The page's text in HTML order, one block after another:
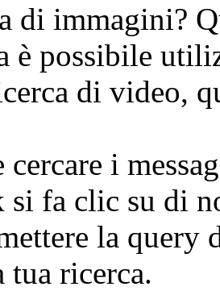
di immagini?
è possibile
di video,
cercare i
si fa clic su di
la query
ricerca.